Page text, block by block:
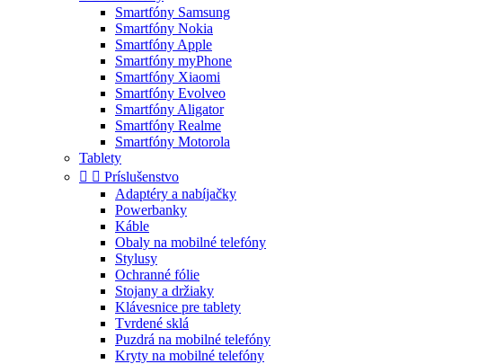
Smartfóny Samsung
Smartfóny Nokia
Smartfóny Apple
Smartfóny myPhone
Smartfóny Xiaomi
Smartfóny Evolveo
Smartfóny Aligator
Smartfóny Realme
Smartfóny Motorola
Tablety
  Príslušenstvo
Adaptéry a nabíjačky
Powerbanky
Káble
Obaly na mobilné telefóny
Stylusy
Ochranné fólie
Stojany a držiaky
Klávesnice pre tablety
Tvrdené sklá
Puzdrá na mobilné telefóny
Kryty na mobilné telefóny